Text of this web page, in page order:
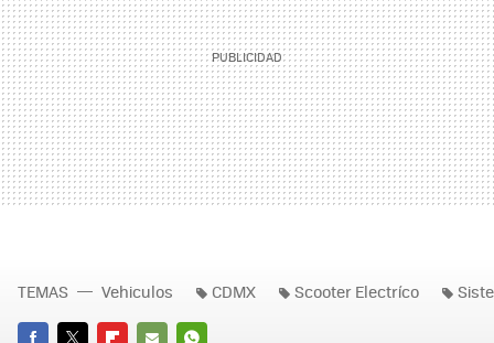
TEMAS Vehiculos CDMX Scooter Electríco